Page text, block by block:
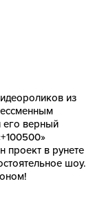
из
его верный
проект в рунете
шоу.